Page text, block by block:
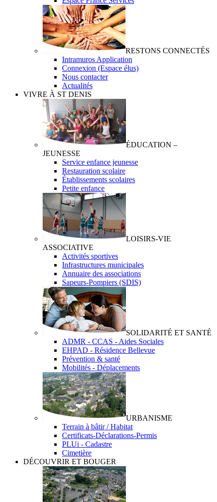
RESTONS CONNECTÉS
Intramuros Application
Connexion (Espace élus)
Nous contacter
Actualités
VIVRE À ST DENIS
ÉDUCATION –
JEUNESSE
Service enfance jeunesse
Restauration scolaire
Établissements scolaires
Petite enfance
LOISIRS-VIE
ASSOCIATIVE
Activités sportives
Infrastructures municipales
Annuaire des associations
Sapeurs-Pompiers (SDIS)
SOLIDARITÉ ET SANTÉ
ADMR - CCAS - Aides Sociales
EHPAD - Résidence Bellevue
Prévention & santé
Mobilités - Déplacements
URBANISME
Terrain à bâtir / Habitat
Certificats-Déclarations-Permis
PLUi - Cadastre
Cimetière
DÉCOUVRIR ET BOUGER